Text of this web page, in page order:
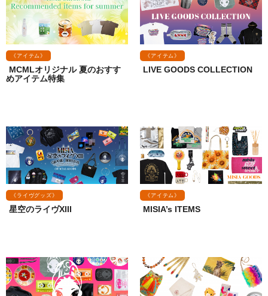
《アイテム》
MCMLオリジナル 夏のおすす
めアイテム特集
《アイテム》
LIVE GOODS COLLECTION
《ライヴグッズ》
星空のライヴXIII
《アイテム》
MISIA’s ITEMS